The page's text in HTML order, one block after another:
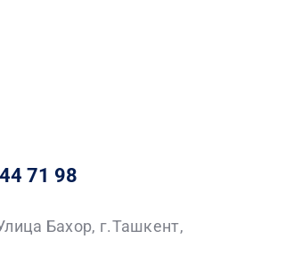
71 98
Бахор, г.Ташкент,